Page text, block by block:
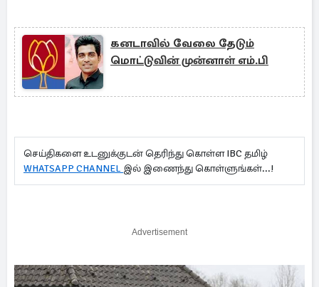
கனடாவில் வேலை தேடும்
மொட்டுவின் முன்னாள் எம்.பி
செய்திகளை உடனுக்குடன் தெரிந்து கொள்ள IBC தமிழ்
WHATSAPP CHANNEL இல் இணைந்து கொள்ளுங்கள்...!
Advertisement